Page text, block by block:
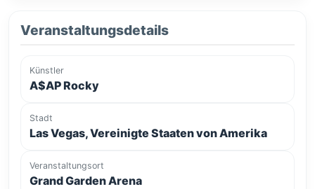
Veranstaltungsdetails
Künstler
A$AP Rocky
Stadt
Las Vegas, Vereinigte Staaten von Amerika
Veranstaltungsort
Grand Garden Arena